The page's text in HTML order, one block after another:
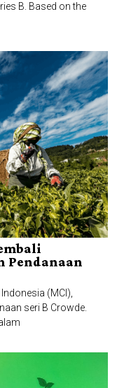
B. Based on the
Pendanaan
(MCI),
seri B Crowde.